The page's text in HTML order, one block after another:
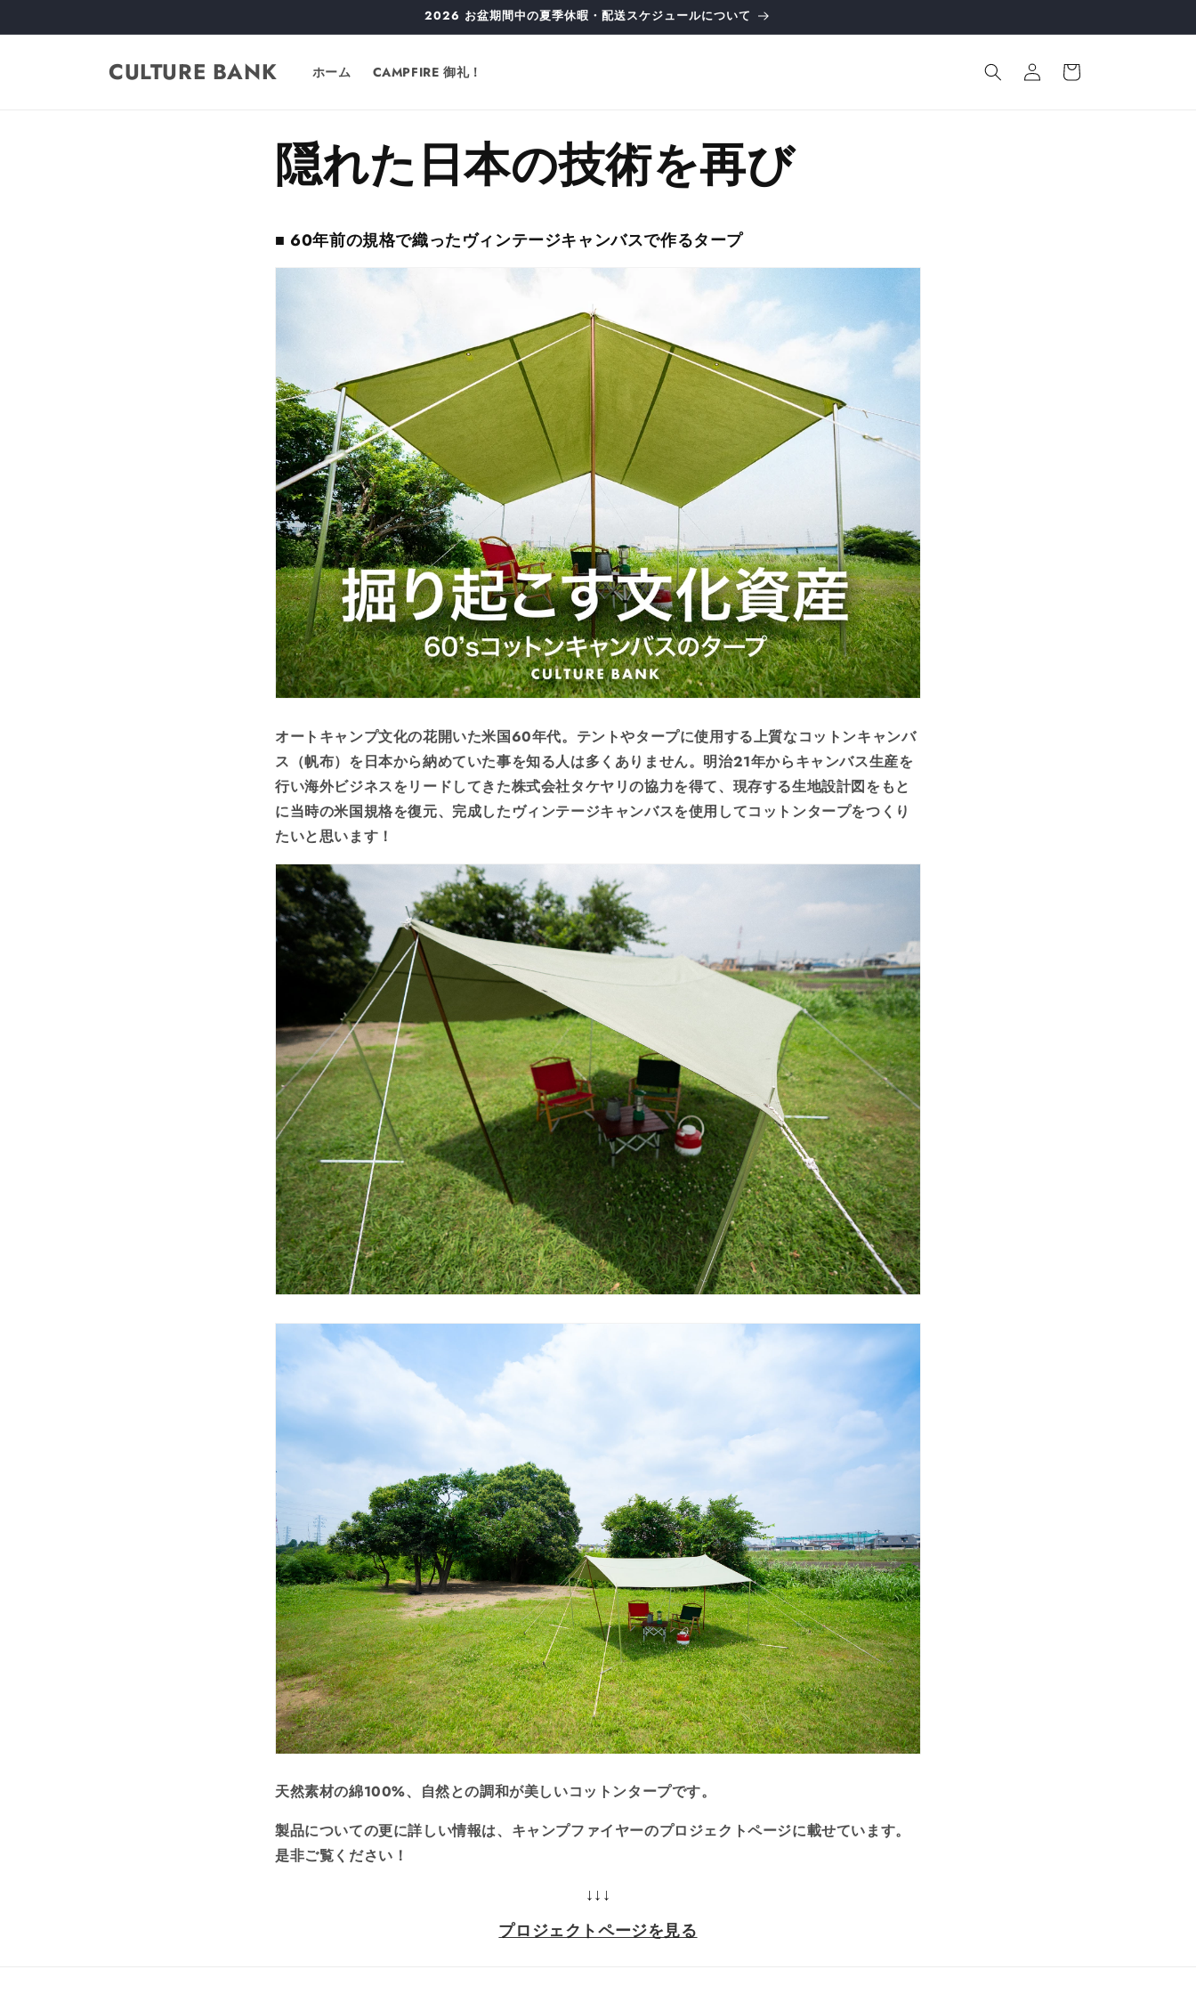
進む
2026 お盆期間中の夏季休暇・配送スケジュールについて
CULTURE BANK ホーム CAMPFIRE 御礼！
ロ
グ
イ
ー
隠れた日本の技術を再び
■ 60年前の規格で織ったヴィンテージキャンバスで作るタープ
オートキャンプ文化の花開いた米国60年代。テントやタープに使用する上質なコットンキャンバ
ス（帆布）を日本から納めていた事を知る人は多くありません。明治21年からキャンバス生産を
行い海外ビジネスをリードしてきた株式会社タケヤリの協力を得て、現存する生地設計図をもと
に当時の米国規格を復元、完成したヴィンテージキャンバスを使用してコットンタープをつくり
たいと思います！
天然素材の綿100%、自然との調和が美しいコットンタープです。
製品についての更に詳しい情報は、キャンプファイヤーのプロジェクトページに載せています。
是非ご覧ください！
↓↓↓
プロジェクトページを見る